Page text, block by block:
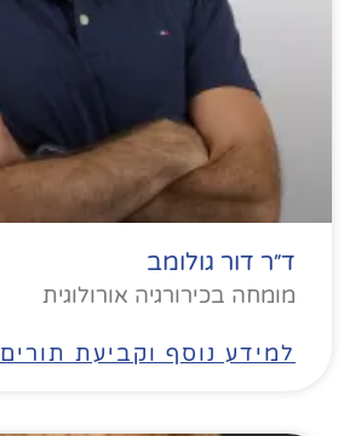
ד״ר דור גולומב
מומחה בכירורגיה אורולוגית
למידע נוסף וקביעת תורים »